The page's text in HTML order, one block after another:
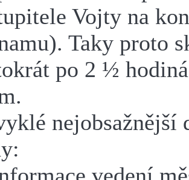
Vojty na
Taky proto
po 2 ½
nejobsažnější